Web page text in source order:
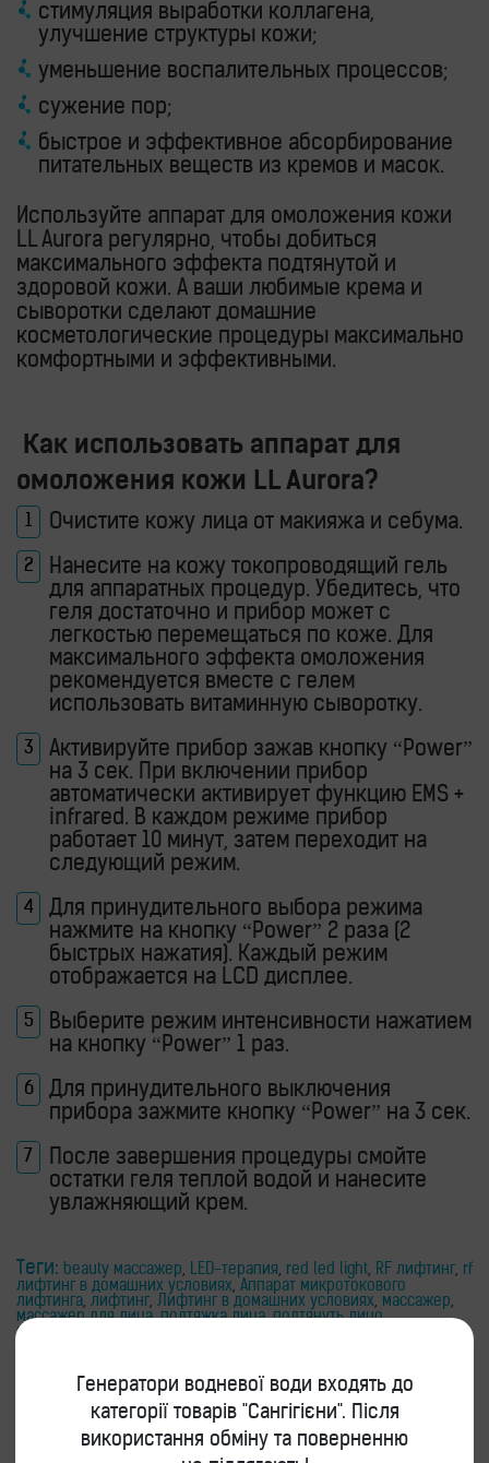
стимуляция выработки коллагена,
улучшение структуры кожи;
уменьшение воспалительных процессов;
сужение пор;
быстрое и эффективное абсорбирование
питательных веществ из кремов и масок.
Используйте аппарат для омоложения кожи
LL Aurora регулярно, чтобы добиться
максимального эффекта подтянутой и
здоровой кожи. А ваши любимые крема и
сыворотки сделают домашние
косметологические процедуры максимально
комфортными и эффективными.
Как использовать аппарат для
омоложения кожи LL Aurora?
Очистите кожу лица от макияжа и себума.
Нанесите на кожу токопроводящий гель
для аппаратных процедур. Убедитесь, что
геля достаточно и прибор может с
легкостью перемещаться по коже. Для
максимального эффекта омоложения
рекомендуется вместе с гелем
использовать витаминную сыворотку.
Активируйте прибор зажав кнопку “Power”
на 3 сек. При включении прибор
автоматически активирует функцию EMS +
infrared. В каждом режиме прибор
работает 10 минут, затем переходит на
следующий режим.
Для принудительного выбора режима
нажмите на кнопку “Power” 2 раза (2
быстрых нажатия). Каждый режим
отображается на LCD дисплее.
Выберите режим интенсивности нажатием
на кнопку “Power” 1 раз.
Для принудительного выключения
прибора зажмите кнопку “Power” на 3 сек.
После завершения процедуры смойте
остатки геля теплой водой и нанесите
увлажняющий крем.
Теги: beauty массажер, LED-терапия, red led light, RF лифтинг, rf
лифтинг в домашних условиях, Аппарат микротокового
лифтинга, лифтинг, Лифтинг в домашних условиях, массажер,
массажер для лица,подтяжка лица,подтянуть лицо,
портативный прибор для лифтинга
Отзывы
Генератори водневої води входять до
категорії товарів "Сангігієни". Після
використання обміну та поверненню